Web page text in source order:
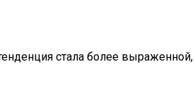
стала более